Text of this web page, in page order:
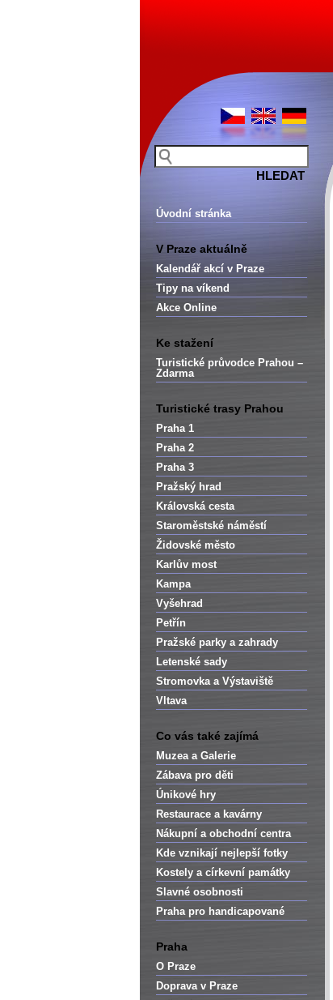
Úvodní stránka
V Praze aktuálně
Kalendář akcí v Praze
Tipy na víkend
Akce Online
Ke stažení
Turistické průvodce Prahou –
Zdarma
Turistické trasy Prahou
Praha 1
Praha 2
Praha 3
Pražský hrad
Královská cesta
Staroměstské náměstí
Židovské město
Karlův most
Kampa
Vyšehrad
Petřín
Pražské parky a zahrady
Letenské sady
Stromovka a Výstaviště
Vltava
Co vás také zajímá
Muzea a Galerie
Zábava pro děti
Únikové hry
Restaurace a kavárny
Nákupní a obchodní centra
Kde vznikají nejlepší fotky
Kostely a církevní památky
Slavné osobnosti
Praha pro handicapované
Praha
O Praze
Doprava v Praze